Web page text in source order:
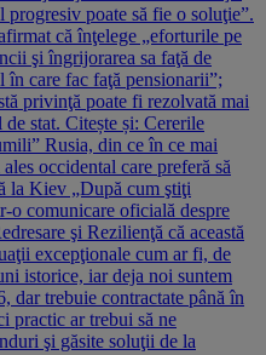
poate să fie o soluţie”.
că înţelege „eforturile pe
şi îngrijorarea sa faţă de
în care fac faţă pensionarii”;
privinţă poate fi rezolvată mai
stat. Citește și: Cererile
Rusia, din ce în ce mai
occidental care preferă să
la Kiev „După cum ştiţi
o comunicare oficială despre
şi Rezilienţă că această
excepţionale cum ar fi, de
istorice, iar deja noi suntem
dar trebuie contractate până în
practic ar trebui să ne
şi găsite soluţii de la